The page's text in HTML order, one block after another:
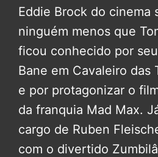
Eddie Brock do cinema
ninguém menos que
ficou conhecido por
Bane em Cavaleiro das
e por protagonizar o
da franquia Mad Max.
cargo de Ruben
com o divertido